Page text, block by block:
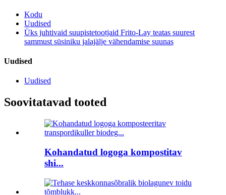
Kodu
Uudised
Üks juhtivaid suupistetootjaid Frito-Lay teatas suurest
sammust süsiniku jalajälje vähendamise suunas
Uudised
Uudised
Soovitatavad tooted
Kohandatud logoga kompostitav
shi...